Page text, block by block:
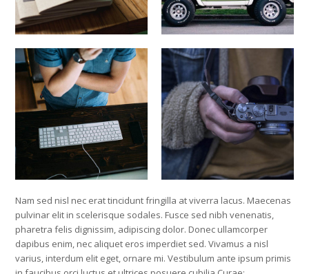
Nam sed nisl nec erat tincidunt fringilla at viverra lacus. Maecenas
pulvinar elit in scelerisque sodales. Fusce sed nibh venenatis,
pharetra felis dignissim, adipiscing dolor. Donec ullamcorper
dapibus enim, nec aliquet eros imperdiet sed. Vivamus a nisl
varius, interdum elit eget, ornare mi. Vestibulum ante ipsum primis